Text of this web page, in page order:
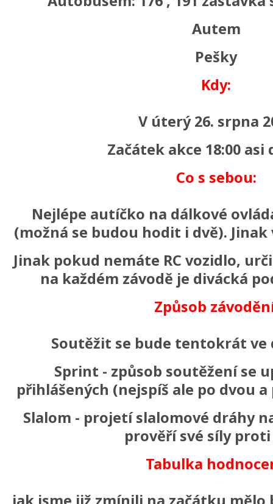
Autem
Pešky
Kdy:
V úterý 26. srpna
Začátek akce 18:00 asi
Co s sebou:
Nejlépe autíčko na dálkové
(možná se budou hodit i dvě).
Jinak pokud nemáte RC vozidlo,
na každém závodě je divácká
Způsob
Soutěžit se bude tentokrát ve
Sprint - způsob soutěžení se
přihlášených (nejspíš ale po dvou
Slalom - projetí slalomové dráhy
prověří své síly proti
Tabulka